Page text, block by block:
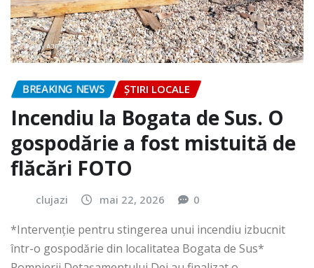
BREAKING NEWS ȘTIRI LOCALE
Incendiu la Bogata de Sus. O
gospodărie a fost mistuită de
flăcări FOTO
clujazi mai 22, 2026 0
*Intervenție pentru stingerea unui incendiu izbucnit
într-o gospodărie din localitatea Bogata de Sus*